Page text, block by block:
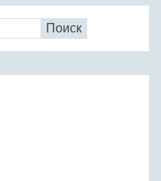
Поиск